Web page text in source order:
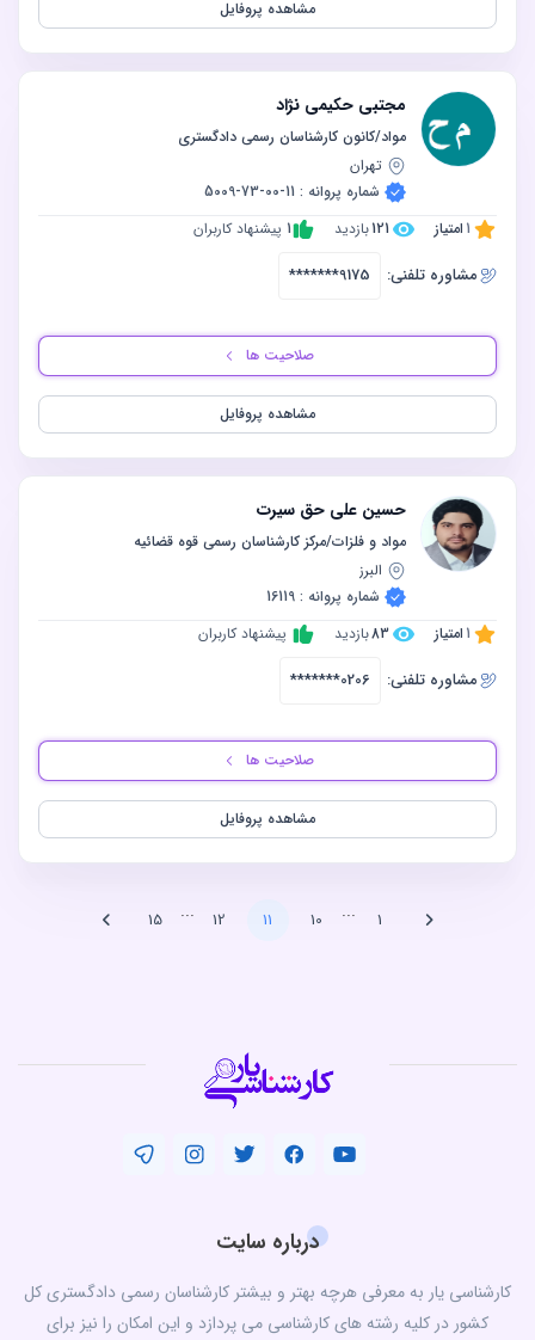
مشاهده پروفایل
مجتبی حکیمی نژاد
مواد/کانون کارشناسان رسمی دادگستری
تهران
شماره پروانه : 11-00-73-5009
1 امتیاز 121بازدید 1 پیشنهاد کاربران
مشاوره‌ تلفنی: *******9175
صلاحیت ها
مشاهده پروفایل
حسین علی حق سیرت
‫مواد و فلزات/مرکز کارشناسان رسمی قوه قضائیه
البرز
شماره پروانه : 16119
1 امتیاز 83بازدید پیشنهاد کاربران
مشاوره‌ تلفنی: *******0206
صلاحیت ها
مشاهده پروفایل
1
...
10
11
12
...
15
درباره سایت
کارشناسی یار به معرفی هرچه بهتر و بیشتر کارشناسان رسمی دادگستری کل
کشور در کلیه رشته های کارشناسی می پردازد و این امکان را نیز برای